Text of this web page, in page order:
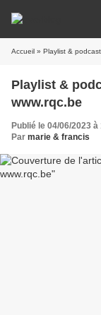
Accueil » Playlist &
Playlist &
www.rqc.be
Publié le 04/06/2023 à
Par marie & francis